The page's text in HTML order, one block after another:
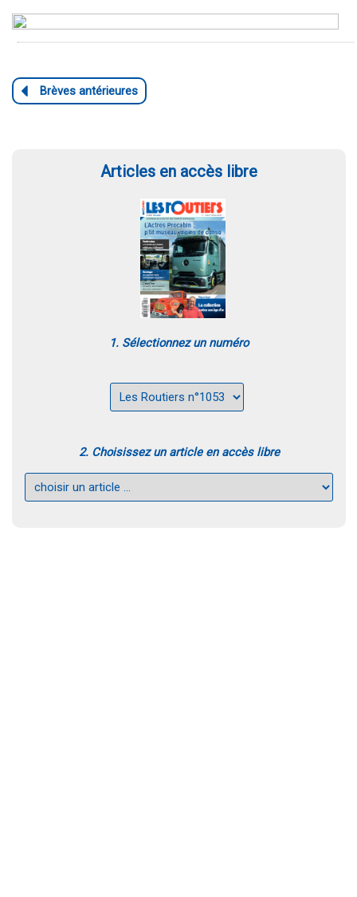
Articles en accès libre
1. Sélectionnez un numéro
2. Choisissez un article en accès libre